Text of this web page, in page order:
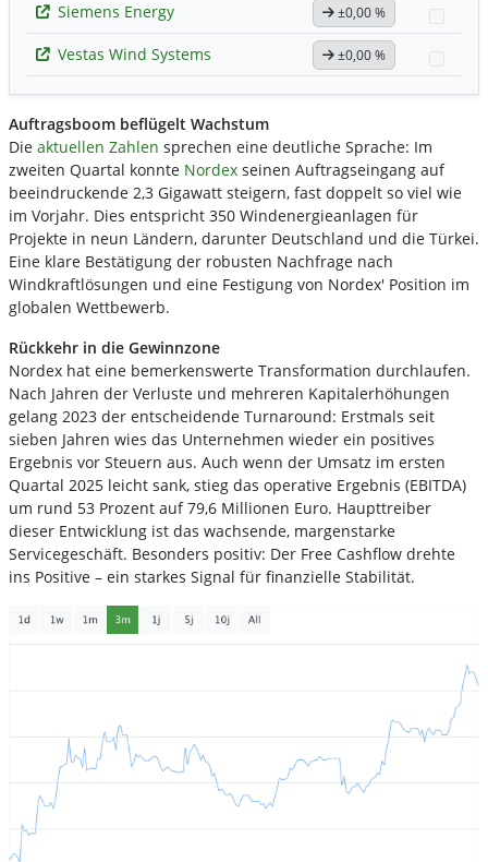
Siemens Energy
±0,00 %
Vestas Wind Systems
±0,00 %
Auftragsboom beflügelt Wachstum
Die aktuellen Zahlen sprechen eine deutliche Sprache: Im
zweiten Quartal konnte Nordex seinen Auftragseingang auf
beeindruckende 2,3 Gigawatt steigern, fast doppelt so viel wie
im Vorjahr. Dies entspricht 350 Windenergieanlagen für
Projekte in neun Ländern, darunter Deutschland und die Türkei.
Eine klare Bestätigung der robusten Nachfrage nach
Windkraftlösungen und eine Festigung von Nordex' Position im
globalen Wettbewerb.
Rückkehr in die Gewinnzone
Nordex hat eine bemerkenswerte Transformation durchlaufen.
Nach Jahren der Verluste und mehreren Kapitalerhöhungen
gelang 2023 der entscheidende Turnaround: Erstmals seit
sieben Jahren wies das Unternehmen wieder ein positives
Ergebnis vor Steuern aus. Auch wenn der Umsatz im ersten
Quartal 2025 leicht sank, stieg das operative Ergebnis (EBITDA)
um rund 53 Prozent auf 79,6 Millionen Euro. Haupttreiber
dieser Entwicklung ist das wachsende, margenstarke
Servicegeschäft. Besonders positiv: Der Free Cashflow drehte
ins Positive – ein starkes Signal für finanzielle Stabilität.